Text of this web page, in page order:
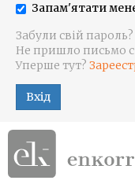
Запам'ятати
Забули свій
Не пришло письмо
Уперше тут?
Вхід